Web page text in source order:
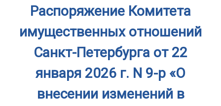
Распоряжение Комитета
имущественных отношений
Санкт-Петербурга от 22
января 2026 г. N 9-р «О
внесении изменений в